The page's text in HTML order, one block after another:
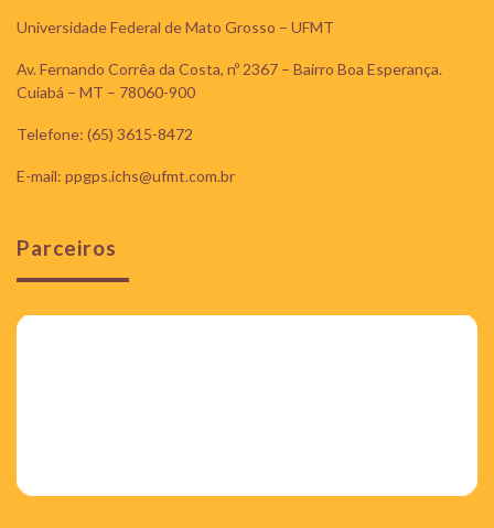
Universidade Federal de Mato Grosso – UFMT
Av. Fernando Corrêa da Costa, nº 2367 – Bairro Boa Esperança.
Cuiabá – MT – 78060-900
Telefone: (65) 3615-8472
E-mail: ppgps.ichs@ufmt.com.br
Parceiros